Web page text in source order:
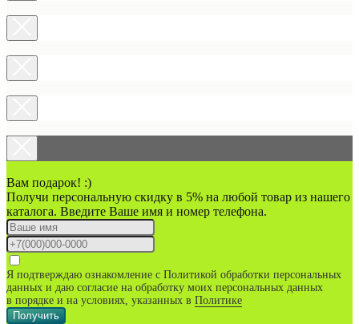
Вам подарок! :)
Получи персональную скидку в 5% на любой товар из нашего
каталога. Введите Ваше имя и номер телефона.
Я подтверждаю ознакомление с Политикой обработки персональных
данных и даю согласие на обработку моих персональных данных
в порядке и на условиях, указанных в Политике
Получить